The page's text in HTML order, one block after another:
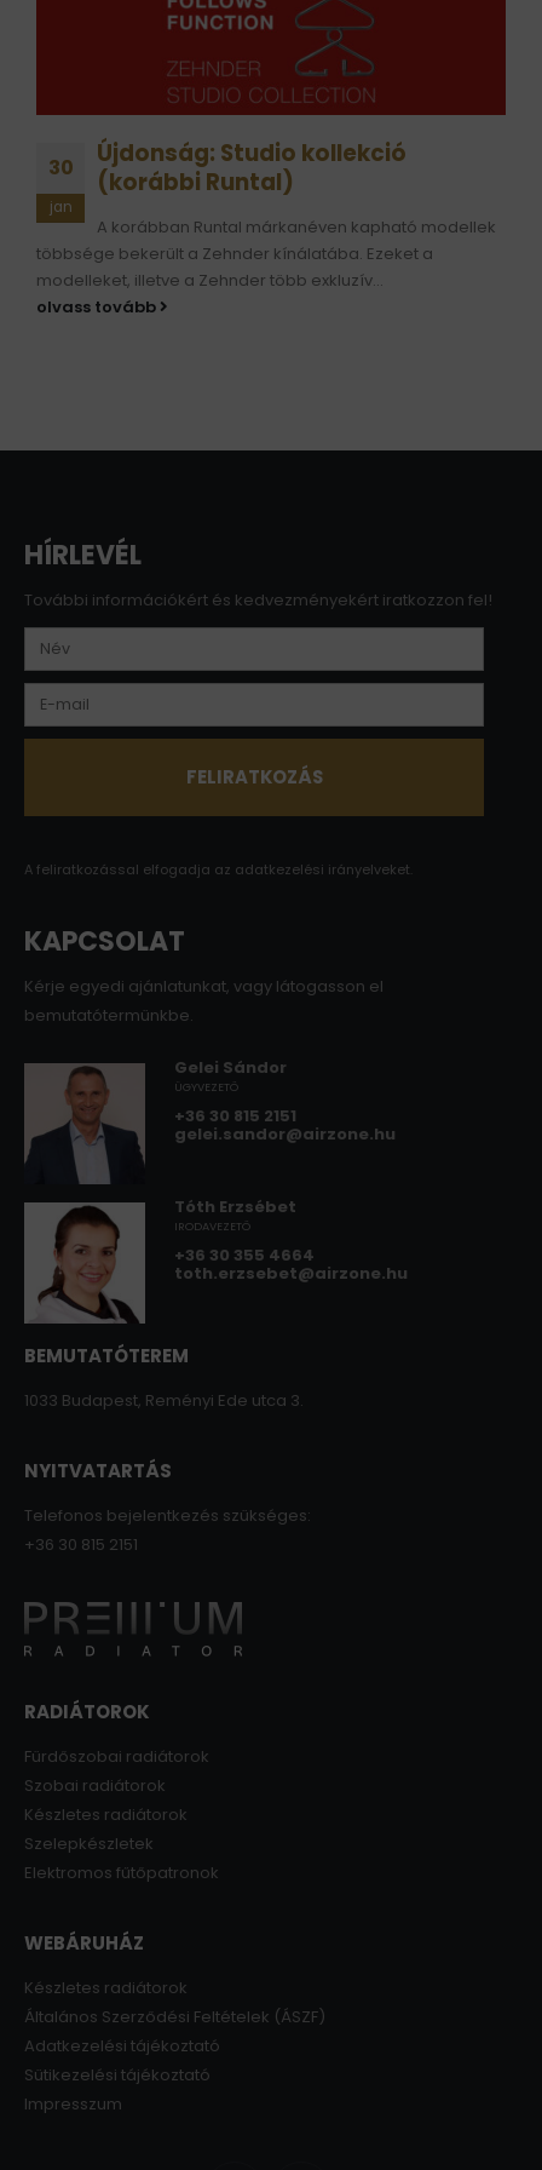
30
jan
Újdonság: Studio kollekció
(korábbi Runtal)
A korábban Runtal márkanéven kapható modellek
többsége bekerült a Zehnder kínálatába. Ezeket a
modelleket, illetve a Zehnder több exkluzív...
olvass tovább
HÍRLEVÉL
További információkért és kedvezményekért iratkozzon fel!
A feliratkozással elfogadja az adatkezelési irányelveket.
KAPCSOLAT
Kérje egyedi ajánlatunkat, vagy látogasson el
bemutatótermünkbe.
Gelei Sándor
ÜGYVEZETŐ
+36 30 815 2151
gelei.sandor@airzone.hu
Tóth Erzsébet
IRODAVEZETŐ
+36 30 355 4664
toth.erzsebet@airzone.hu
BEMUTATÓTEREM
1033 Budapest, Reményi Ede utca 3.
NYITVATARTÁS
Telefonos bejelentkezés szükséges:
+36 30 815 2151
RADIÁTOROK
Fürdőszobai radiátorok
Szobai radiátorok
Készletes radiátorok
Szelepkészletek
Elektromos fűtőpatronok
WEBÁRUHÁZ
Készletes radiátorok
Általános Szerződési Feltételek (ÁSZF)
Adatkezelési tájékoztató
Sütikezelési tájékoztató
Impresszum